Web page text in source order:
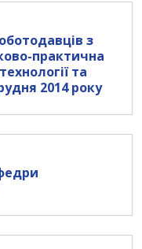
з
практична
та
2014 року